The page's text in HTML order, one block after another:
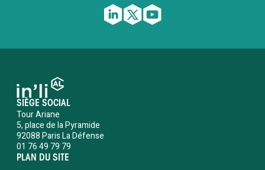
SIÈGE SOCIAL
Tour Ariane
5, place de la Pyramide
92088 Paris La Défense
01 76 49 79 79
PLAN DU SITE